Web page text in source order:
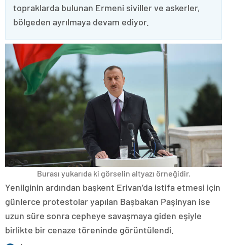
topraklarda bulunan Ermeni siviller ve askerler,
bölgeden ayrılmaya devam ediyor.
Burası yukarıda ki görselin altyazı örneğidir.
Yenilginin ardından başkent Erivan’da istifa etmesi için
günlerce protestolar yapılan Başbakan Paşinyan ise
uzun süre sonra cepheye savaşmaya giden eşiyle
birlikte bir cenaze töreninde görüntülendi.